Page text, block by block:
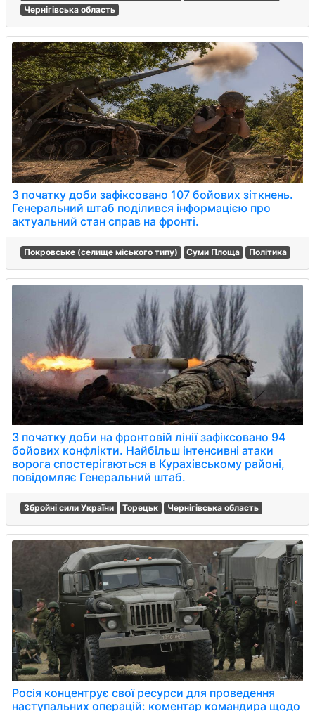
Чернігівська область
З початку доби зафіксовано 107 бойових зіткнень.
Генеральний штаб поділився інформацією про
актуальний стан справ на фронті.
Покровське (селище міського типу) Суми Площа Політика
З початку доби на фронтовій лінії зафіксовано 94
бойових конфлікти. Найбільш інтенсивні атаки
ворога спостерігаються в Курахівському районі,
повідомляє Генеральний штаб.
Збройні сили України Торецьк Чернігівська область
Росія концентрує свої ресурси для проведення
наступальних операцій: коментар командира щодо